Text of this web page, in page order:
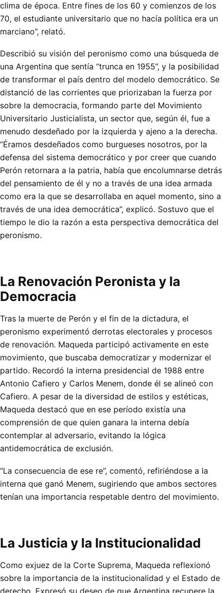
clima de época. Entre fines de los 60 y comienzos de los
70, el estudiante universitario que no hacía política era un
marciano”, relató.
Describió su visión del peronismo como una búsqueda de
una Argentina que sentía “trunca en 1955”, y la posibilidad
de transformar el país dentro del modelo democrático. Se
distanció de las corrientes que priorizaban la fuerza por
sobre la democracia, formando parte del Movimiento
Universitario Justicialista, un sector que, según él, fue a
menudo desdeñado por la izquierda y ajeno a la derecha.
“Éramos desdeñados como burgueses nosotros, por la
defensa del sistema democrático y por creer que cuando
Perón retornara a la patria, había que encolumnarse detrás
del pensamiento de él y no a través de una idea armada
como era la que se desarrollaba en aquel momento, sino a
través de una idea democrática”, explicó. Sostuvo que el
tiempo le dio la razón a esta perspectiva democrática del
peronismo.
La Renovación Peronista y la
Democracia
Tras la muerte de Perón y el fin de la dictadura, el
peronismo experimentó derrotas electorales y procesos
de renovación. Maqueda participó activamente en este
movimiento, que buscaba democratizar y modernizar el
partido. Recordó la interna presidencial de 1988 entre
Antonio Cafiero y Carlos Menem, donde él se alineó con
Cafiero. A pesar de la diversidad de estilos y estéticas,
Maqueda destacó que en ese período existía una
comprensión de que quien ganara la interna debía
contemplar al adversario, evitando la lógica
antidemocrática de exclusión.
“La consecuencia de ese re”, comentó, refiriéndose a la
interna que ganó Menem, sugiriendo que ambos sectores
tenían una importancia respetable dentro del movimiento.
La Justicia y la Institucionalidad
Como exjuez de la Corte Suprema, Maqueda reflexionó
sobre la importancia de la institucionalidad y el Estado de
derecho. Expresó su deseo de que Argentina recupere la